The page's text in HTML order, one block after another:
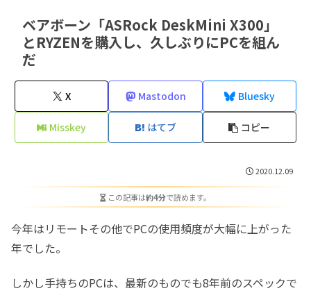
ベアボーン「ASRock DeskMini X300」
とRYZENを購入し、久しぶりにPCを組ん
だ
X Mastodon Bluesky
Misskey はてブ コピー
2020.12.09
この記事は約4分で読めます。
今年はリモートその他でPCの使用頻度が大幅に上がった
年でした。
しかし手持ちのPCは、最新のものでも8年前のスペックで